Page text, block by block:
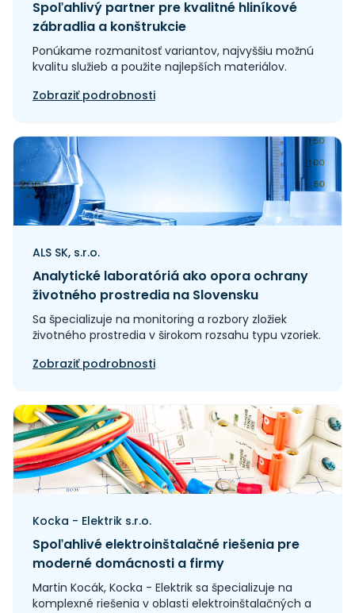
Spoľahlivý partner pre kvalitné hliníkové
zábradlia a konštrukcie
Ponúkame rozmanitosť variantov, najvyššiu možnú
kvalitu služieb a použite najlepších materiálov.
Zobraziť podrobnosti
ALS SK, s.r.o.
Analytické laboratóriá ako opora ochrany
životného prostredia na Slovensku
Sa špecializuje na monitoring a rozbory zložiek
životného prostredia v širokom rozsahu typu vzoriek.
Zobraziť podrobnosti
Kocka - Elektrik s.r.o.
Spoľahlivé elektroinštalačné riešenia pre
moderné domácnosti a firmy
Martin Kocák, Kocka - Elektrik sa špecializuje na
komplexné riešenia v oblasti elektroinštalačných a